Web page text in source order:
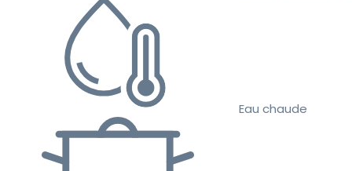
Eau chaude